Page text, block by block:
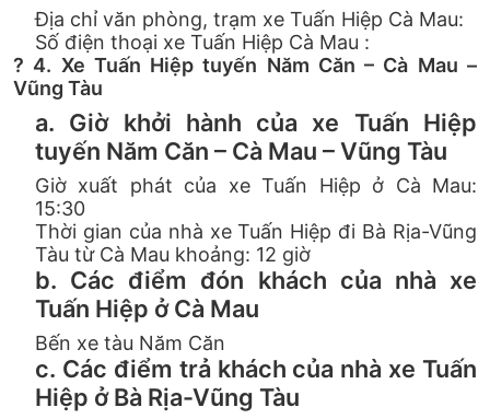
Địa chỉ văn phòng, trạm xe Tuấn Hiệp Cà Mau:
Số điện thoại xe Tuấn Hiệp Cà Mau :
? 4. Xe Tuấn Hiệp tuyến Năm Căn – Cà Mau –
Vũng Tàu
a. Giờ khởi hành của xe Tuấn Hiệp
tuyến Năm Căn – Cà Mau – Vũng Tàu
Giờ xuất phát của xe Tuấn Hiệp ở Cà Mau:
15:30
Thời gian của nhà xe Tuấn Hiệp đi Bà Rịa-Vũng
Tàu từ Cà Mau khoảng: 12 giờ
b. Các điểm đón khách của nhà xe
Tuấn Hiệp ở Cà Mau
Bến xe tàu Năm Căn
c. Các điểm trả khách của nhà xe Tuấn
Hiệp ở Bà Rịa-Vũng Tàu